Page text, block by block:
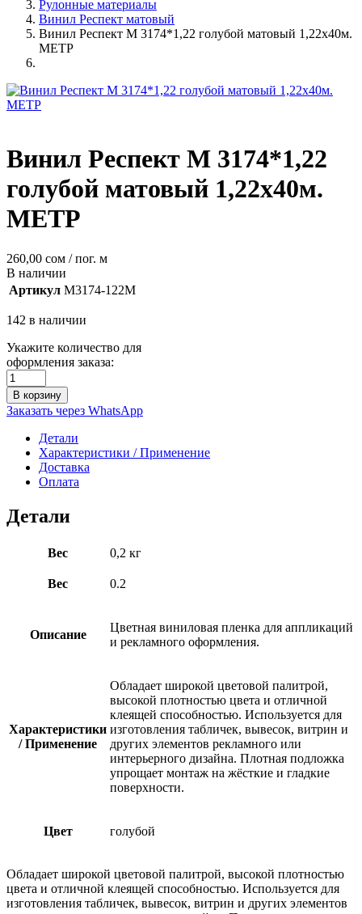
Рулонные материалы
Винил Респект матовый
Винил Респект M 3174*1,22 голубой матовый 1,22х40м.
МЕТР
Винил Респект M 3174*1,22
голубой матовый 1,22х40м.
МЕТР
260,00 сом / пог. м
В наличии
Артикул M3174-122М
142 в наличии
Укажите количество для
оформления заказа:
В корзину
Заказать через WhatsApp
Детали
Характеристики / Применение
Доставка
Оплата
Детали
Вес 0,2 кг
Вес 0.2
Описание
Цветная виниловая пленка для аппликаций
и рекламного оформления.
Характеристики
/ Применение
Обладает широкой цветовой палитрой,
высокой плотностью цвета и отличной
клеящей способностью. Используется для
изготовления табличек, вывесок, витрин и
других элементов рекламного или
интерьерного дизайна. Плотная подложка
упрощает монтаж на жёсткие и гладкие
поверхности.
Цвет голубой
Обладает широкой цветовой палитрой, высокой плотностью
цвета и отличной клеящей способностью. Используется для
изготовления табличек, вывесок, витрин и других элементов